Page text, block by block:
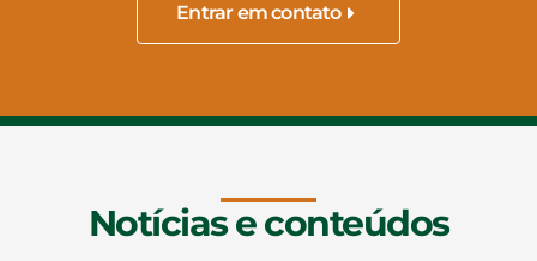
Entrar em contato
Notícias e conteúdos